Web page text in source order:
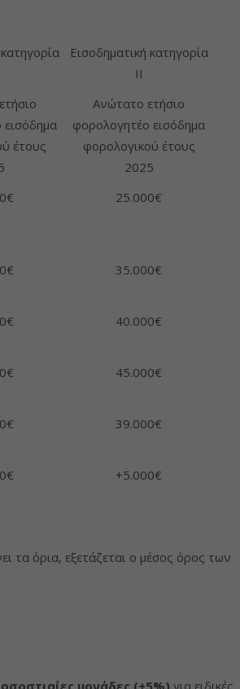
Εισοδηματική κατηγορία
ΙΙ
έτους
Ανώτατο ετήσιο
φορολογητέο εισόδημα
φορολογικού έτους
2025
25.000€
35.000€
40.000€
45.000€
39.000€
+5.000€
τα όρια, εξετάζεται ο μέσος όρος των
μονάδες (+5%) για ειδικές